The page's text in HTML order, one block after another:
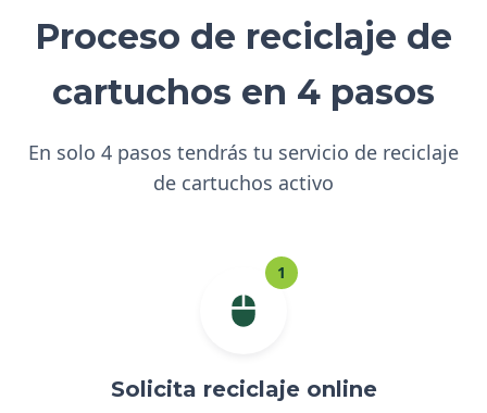
Proceso de reciclaje de
cartuchos en 4 pasos
En solo 4 pasos tendrás tu servicio de reciclaje
de cartuchos activo
1
Solicita reciclaje online